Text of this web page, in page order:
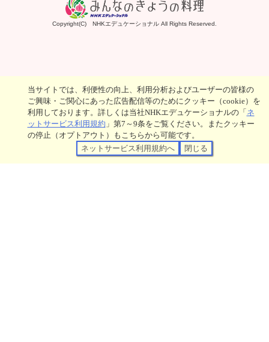
Copyright(C) NHKエデュケーショナル All Rights Reserved.
当サイトでは、利便性の向上、利用分析およびユーザーの皆様の
ご興味・ご関心にあった広告配信等のためにクッキー（cookie）を
利用しております。詳しくは当社NHKエデュケーショナルの「ネ
ットサービス利用規約 」第7～9条をご覧ください。またクッキー
の停止（オプトアウト）もこちらから可能です。
ネットサービス利用規約へ
閉じる